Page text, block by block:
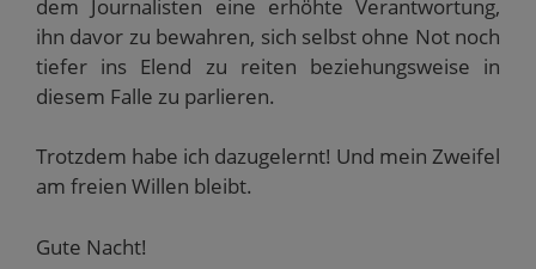
dem Journalisten eine erhöhte Verantwortung,
ihn davor zu bewahren, sich selbst ohne Not noch
tiefer ins Elend zu reiten beziehungsweise in
diesem Falle zu parlieren.
Trotzdem habe ich dazugelernt! Und mein Zweifel
am freien Willen bleibt.
Gute Nacht!